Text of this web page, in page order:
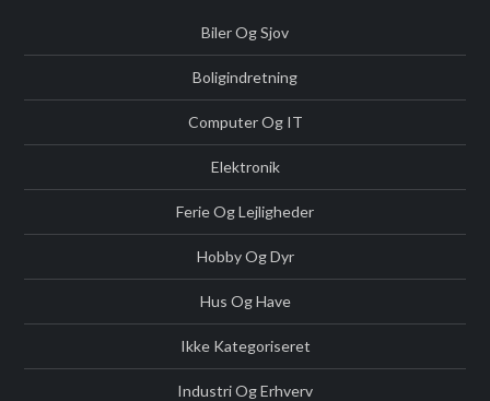
Biler Og Sjov
Boligindretning
Computer Og IT
Elektronik
Ferie Og Lejligheder
Hobby Og Dyr
Hus Og Have
Ikke Kategoriseret
Industri Og Erhverv